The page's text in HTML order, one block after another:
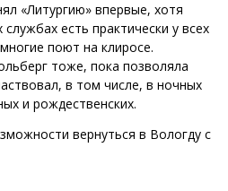
«Литургию» впервые, хотя
есть практически у всех
поют на клиросе.
тоже, пока позволяла
в том числе, в ночных
и рождественских.
вернуться в Вологду с